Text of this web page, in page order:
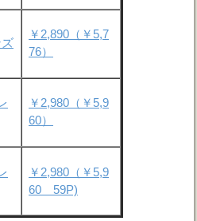
￥2,890（￥5,7
76）
￥2,980（￥5,9
60）
￥2,980（￥5,9
60 59P)